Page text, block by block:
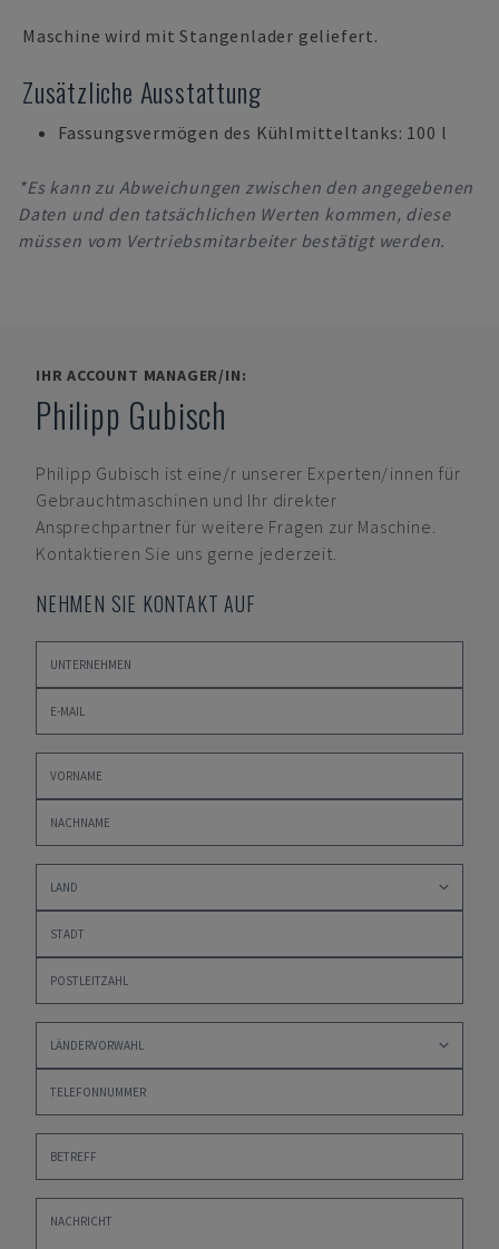
Maschine wird mit Stangenlader geliefert.
Zusätzliche Ausstattung
Fassungsvermögen des Kühlmitteltanks: 100 l
*Es kann zu Abweichungen zwischen den angegebenen
Daten und den tatsächlichen Werten kommen, diese
müssen vom Vertriebsmitarbeiter bestätigt werden.
IHR ACCOUNT MANAGER/IN:
Philipp Gubisch
Philipp Gubisch ist eine/r unserer Experten/innen für
Gebrauchtmaschinen und Ihr direkter
Ansprechpartner für weitere Fragen zur Maschine.
Kontaktieren Sie uns gerne jederzeit.
NEHMEN SIE KONTAKT AUF